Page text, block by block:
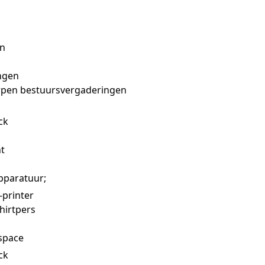
bestuursvergaderingen
printer